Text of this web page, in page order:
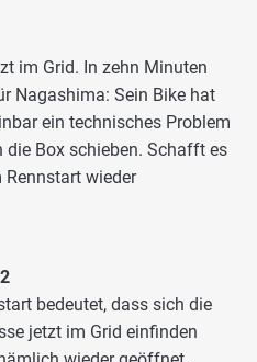
im Grid. In zehn Minuten
Nagashima: Sein Bike hat
ein technisches Problem
die Box schieben. Schafft es
Rennstart wieder
bedeutet, dass sich die
jetzt im Grid einfinden